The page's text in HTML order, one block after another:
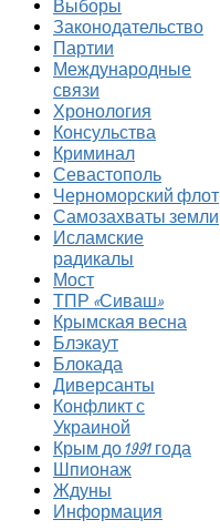
Выборы
Законодательство
Партии
Международные
связи
Хронология
Консульства
Криминал
Севастополь
Черноморский флот
Самозахваты земли
Исламские
радикалы
Мост
ТПР «Сиваш»
Крымская весна
Блэкаут
Блокада
Диверсанты
Конфликт с
Украиной
Крым до 1991 года
Шпионаж
Ждуны
Информация